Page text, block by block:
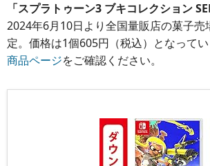
「スプラトゥーン3 ブキコレクション
2024年6月10日より全国量販店の菓子売
定。価格は1個605円（税込）となってい
商品ページをご確認ください。